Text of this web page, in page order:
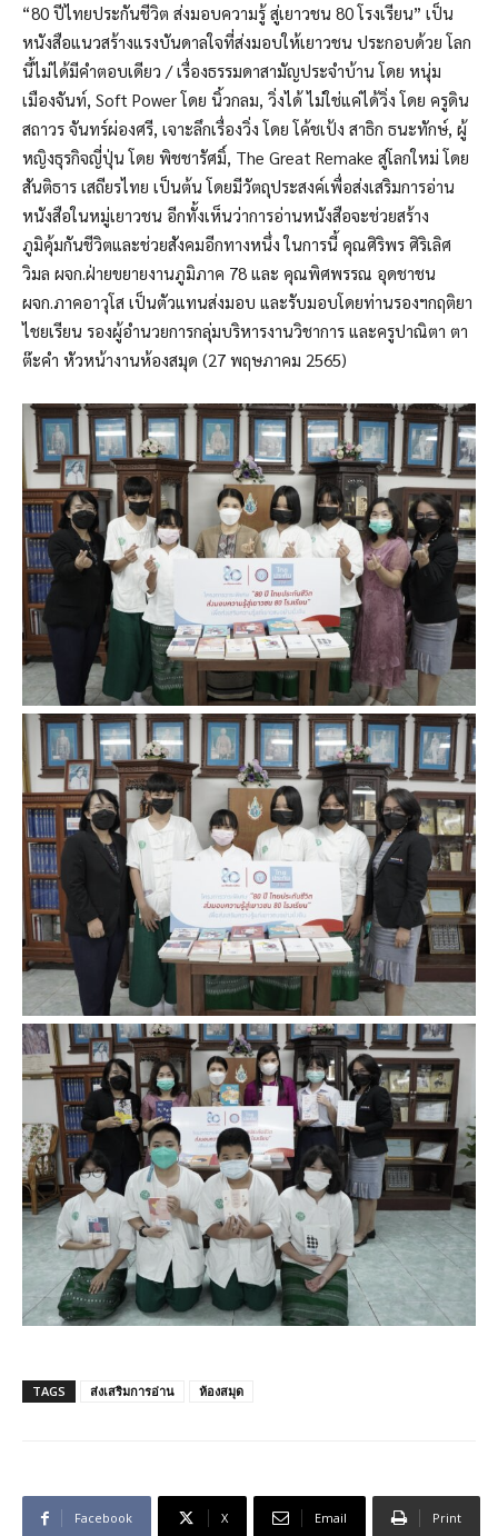
“80 ปีไทยประกันชีวิต ส่งมอบความรู้ สู่เยาวชน 80 โรงเรียน” เป็น
หนังสือแนวสร้างแรงบันดาลใจที่ส่งมอบให้เยาวชน ประกอบด้วย โลก
นี้ไม่ได้มีคำตอบเดียว / เรื่องธรรมดาสามัญประจำบ้าน โดย หนุ่ม
เมืองจันท์, Soft Power โดย นิ้วกลม, วิ่งได้ ไม่ใช่แค่ได้วิ่ง โดย ครูดิน
สถาวร จันทร์ผ่องศรี, เจาะลึกเรื่องวิ่ง โดย โค้ชเป้ง สาธิก ธนะทักษ์, ผู้
หญิงธุรกิจญี่ปุ่น โดย พิชชารัศมิ์, The Great Remake สู่โลกใหม่ โดย
สันติธาร เสถียรไทย เป็นต้น โดยมีวัตถุประสงค์เพื่อส่งเสริมการอ่าน
หนังสือในหมู่เยาวชน อีกทั้งเห็นว่าการอ่านหนังสือจะช่วยสร้าง
ภูมิคุ้มกันชีวิตและช่วยสังคมอีกทางหนึ่ง ในการนี้ คุณศิริพร ศิริเลิศ
วิมล ผจก.ฝ่ายขยายงานภูมิภาค 78 และ คุณพิศพรรณ อุดชาชน
ผจก.ภาคอาวุโส เป็นตัวแทนส่งมอบ และรับมอบโดยท่านรองฯกฤติยา
ไชยเรียน รองผู้อำนวยการกลุ่มบริหารงานวิชาการ และครูปาณิตา ตา
ต๊ะคำ หัวหน้างานห้องสมุด (27 พฤษภาคม 2565)
TAGS ส่งเสริมการอ่าน ห้องสมุด
Facebook X Email Print